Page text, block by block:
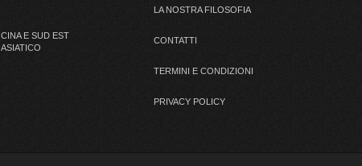
CINA E SUD EST
ASIATICO
LA NOSTRA FILOSOFIA
CONTATTI
TERMINI E CONDIZIONI
PRIVACY POLICY